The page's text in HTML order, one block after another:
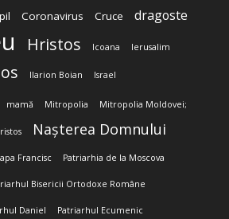
Coronavirus Cruce dragoste
Hristos Icoana Ierusalim
Ilarion Boian Israel
mamă Mitropolia Mitropolia Moldovei;
Nașterea Domnului
Francisc Patriarhia de la Moscova
Bisericii Ortodoxe Române
Daniel Patriarhul Ecumenic